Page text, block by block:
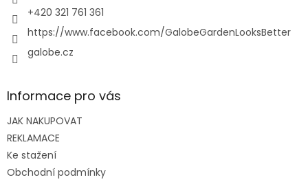
+420 321 761 361
https://www.facebook.com/GalobeGardenLooksBetter
galobe.cz
Informace pro vás
JAK NAKUPOVAT
REKLAMACE
Ke stažení
Obchodní podmínky